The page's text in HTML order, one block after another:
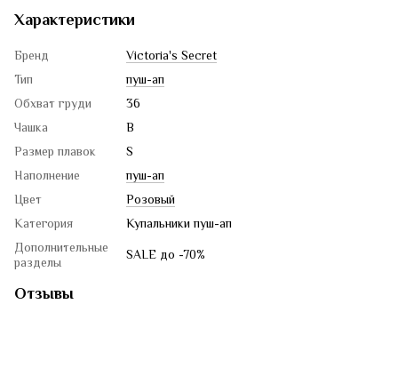
Характеристики
Бренд
Victoria's Secret
Тип
пуш-ап
Обхват груди
36
Чашка
B
Размер плавок
S
Наполнение
пуш-ап
Цвет
Розовый
Категория
Купальники пуш-ап
Дополнительные
разделы
SALE до -70%
Отзывы